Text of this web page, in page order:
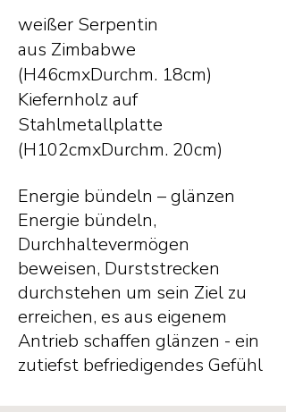
weißer Serpentin
aus Zimbabwe
(H46cmxDurchm. 18cm)
Kiefernholz auf
Stahlmetallplatte
(H102cmxDurchm. 20cm)
Energie bündeln – glänzen
Energie bündeln,
Durchhaltevermögen
beweisen, Durststrecken
durchstehen um sein Ziel zu
erreichen, es aus eigenem
Antrieb schaffen glänzen - ein
zutiefst befriedigendes Gefühl